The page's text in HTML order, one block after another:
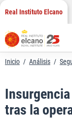
Saltar
contenido
Real Instituto Elcano
Inicio / Análisis /
tras la